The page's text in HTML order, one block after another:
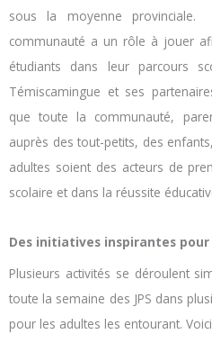
sous la moyenne
communauté a un rôle à jouer
étudiants dans leur parcours
Témiscamingue et ses
que toute la communauté,
auprès des tout-petits, des
adultes soient des acteurs de
scolaire et dans la réussite
Des initiatives inspirantes
Plusieurs activités se déroulent
toute la semaine des JPS dans
pour les adultes les entourant.